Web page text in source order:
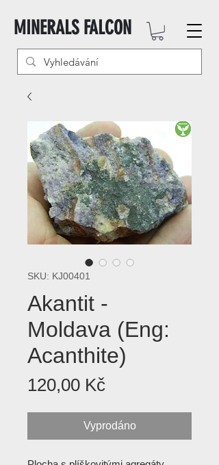
MINERALS FALCON
SKU: KJ00401
Akantit -
Moldava (Eng:
Acanthite)
120,00 KčCena
Vyprodáno